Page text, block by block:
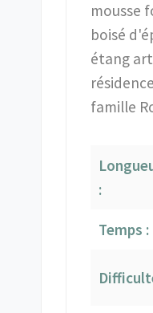
mousse
boisé
étang
famille
:
Temps :